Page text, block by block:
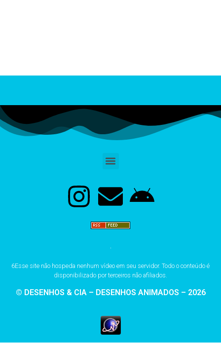
6Esse site não hospeda nenhum vídeo em seu servidor. Todo o conteúdo é
disponibilizado por terceiros não afiliados.
© DESENHOS & CIA – DESENHOS ANIMADOS – 2026